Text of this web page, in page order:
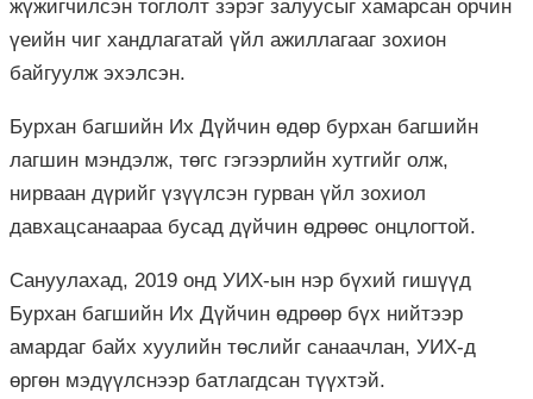
жүжигчилсэн тоглолт зэрэг залуусыг хамарсан орчин
үеийн чиг хандлагатай үйл ажиллагааг зохион
байгуулж эхэлсэн.
Бурхан багшийн Их Дүйчин өдөр бурхан багшийн
лагшин мэндэлж, төгс гэгээрлийн хутгийг олж,
нирваан дүрийг үзүүлсэн гурван үйл зохиол
давхацсанаараа бусад дүйчин өдрөөс онцлогтой.
Сануулахад, 2019 онд УИХ-ын нэр бүхий гишүүд
Бурхан багшийн Их Дүйчин өдрөөр бүх нийтээр
амардаг байх хуулийн төслийг санаачлан, УИХ-д
өргөн мэдүүлснээр батлагдсан түүхтэй.